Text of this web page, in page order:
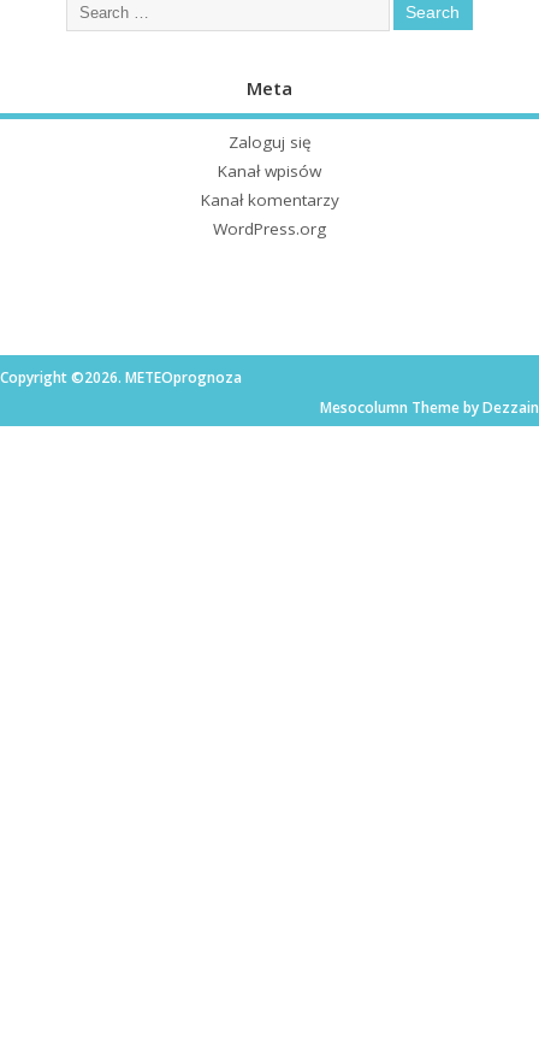
Meta
Zaloguj się
Kanał wpisów
Kanał komentarzy
WordPress.org
Copyright ©2026. METEOprognoza
Mesocolumn Theme by Dezzain